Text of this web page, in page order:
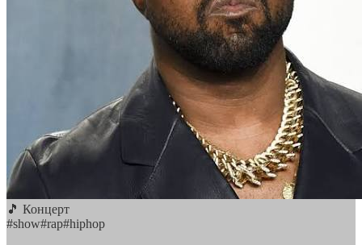
🎵 Концерт
#show#rap#hiphop